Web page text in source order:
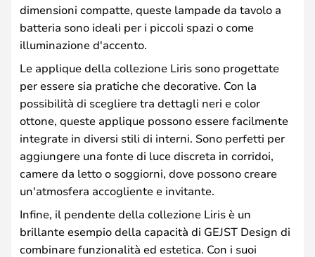
dimensioni compatte, queste lampade da tavolo a
batteria sono ideali per i piccoli spazi o come
illuminazione d'accento.
Le applique della collezione Liris sono progettate
per essere sia pratiche che decorative. Con la
possibilità di scegliere tra dettagli neri e color
ottone, queste applique possono essere facilmente
integrate in diversi stili di interni. Sono perfetti per
aggiungere una fonte di luce discreta in corridoi,
camere da letto o soggiorni, dove possono creare
un'atmosfera accogliente e invitante.
Infine, il pendente della collezione Liris è un
brillante esempio della capacità di GEJST Design di
combinare funzionalità ed estetica. Con i suoi